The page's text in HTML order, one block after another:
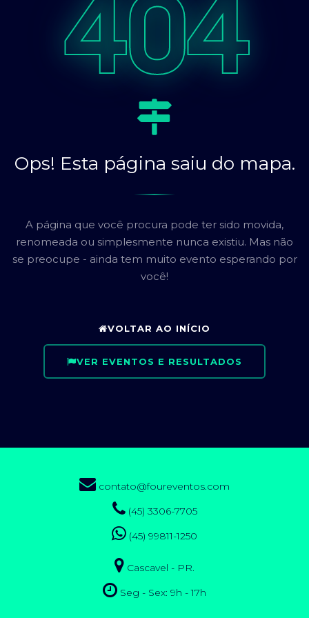
404
Ops! Esta página saiu do mapa.
A página que você procura pode ter sido movida,
renomeada ou simplesmente nunca existiu. Mas não
se preocupe - ainda tem muito evento esperando por
você!
VOLTAR AO INÍCIO
VER EVENTOS E RESULTADOS
contato@foureventos.com
(45) 3306-7705
(45) 99811-1250
Cascavel - PR.
Seg - Sex: 9h - 17h